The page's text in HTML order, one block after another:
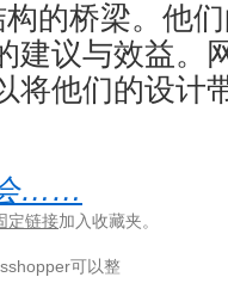
的桥梁。他
建议与效益。
将他们的设计
会……
定链接加入收藏夹。
可以整